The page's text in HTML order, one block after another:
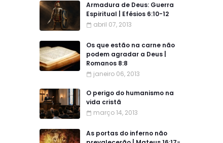
Armadura de Deus: Guerra
Espiritual | Efésios 6:10-12
abril 07, 2013
Os que estão na carne não
podem agradar a Deus |
Romanos 8:8
janeiro 06, 2013
O perigo do humanismo na
vida cristã
março 14, 2013
As portas do inferno não